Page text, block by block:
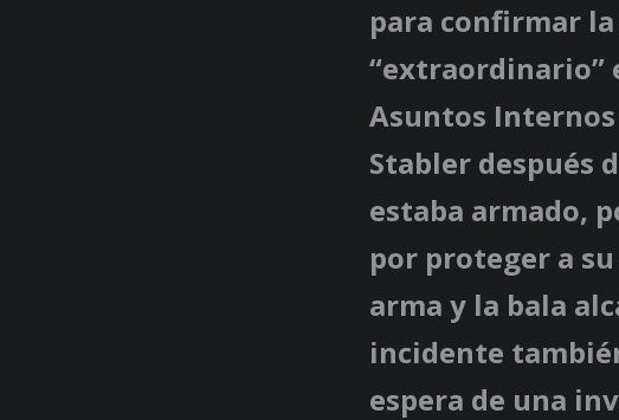
para confirmar la
“extraordinario”
Asuntos
Stabler después
estaba armado,
por proteger a
arma y la bala
incidente
espera de una